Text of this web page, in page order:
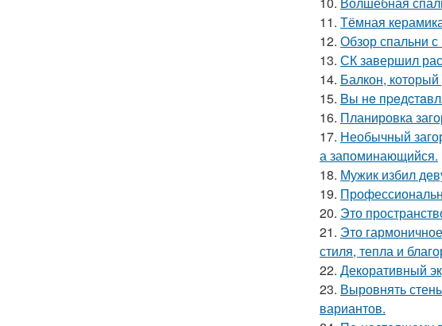
11. Тёмная
12. Обзор спальни
13. СК завершил
14. Балкон,
15. Bы нe
16. Планировка
17. Необычный
а запоминающийся.
18. Мужик избил
19.
20. Это
21. Это
стиля, тепла и
22. Декоративный
23. Выровнять
вариантов.